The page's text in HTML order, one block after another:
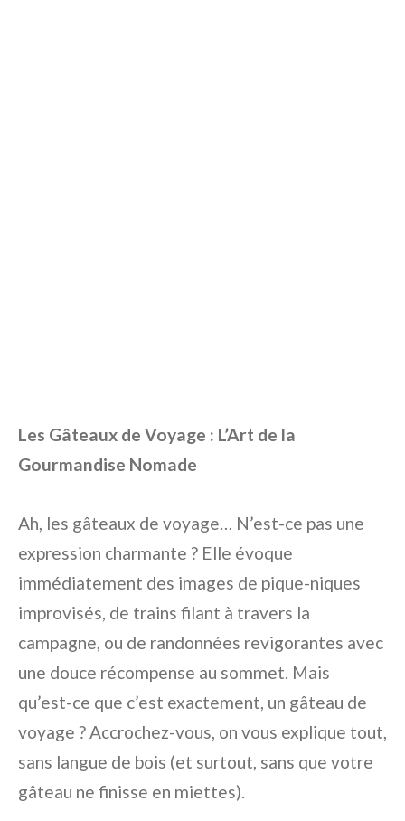
Les Gâteaux de Voyage : L’Art de la
Gourmandise Nomade
Ah, les gâteaux de voyage… N’est-ce pas une
expression charmante ? Elle évoque
immédiatement des images de pique-niques
improvisés, de trains filant à travers la
campagne, ou de randonnées revigorantes avec
une douce récompense au sommet. Mais
qu’est-ce que c’est exactement, un gâteau de
voyage ? Accrochez-vous, on vous explique tout,
sans langue de bois (et surtout, sans que votre
gâteau ne finisse en miettes).